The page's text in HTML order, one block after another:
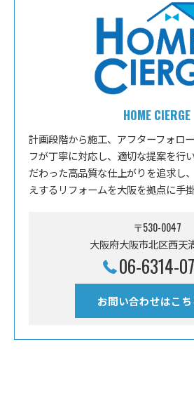
HOME CIERGE
計画段階から施工、アフターフォロ
フが丁寧に対応し、適切な提案を行
だわった高品質な仕上がりを追求し
えするリフォームを大阪を拠点に手掛
〒530-0047
大阪府大阪市北区西天
06-6314-
お問い合わせはこち